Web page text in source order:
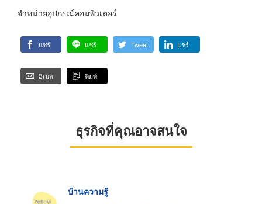
จำหน่ายอุปกรณ์คอมพิวเตอร์
แชร์ แชร์ Tweet แชร์
อีเมล พิมพ์
ธุรกิจที่คุณอาจสนใจ
บ้านความรู้